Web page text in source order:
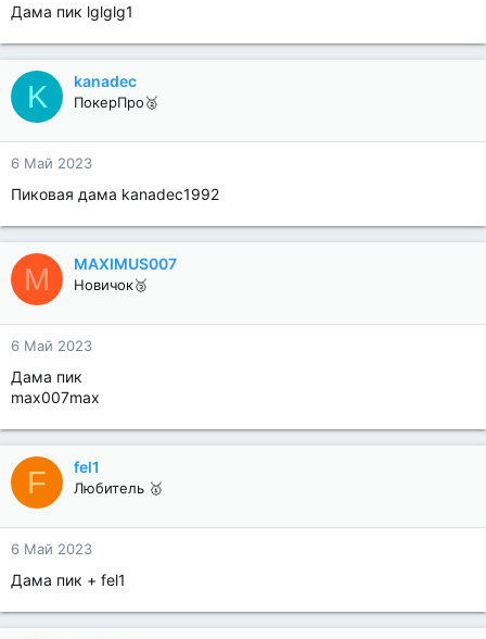
Дама пик lglglg1
K kanadec
ПокерПро🥈
6 Май 2023
Пиковая дама kanadec1992
M MAXIMUS007
Новичок🥉
6 Май 2023
Дама пик
max007max
F fel1
Любитель 🥇
6 Май 2023
Дама пик + fel1